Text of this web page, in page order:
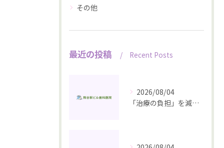
その他
最近の投稿 Recent Posts
2026/08/04
「治療の負担」を減らすいちばんの近道は、予防にあります